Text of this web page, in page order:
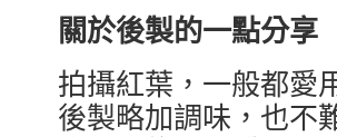
關於後製的一點分享
拍攝紅葉，一般都愛
後製略加調味，也不